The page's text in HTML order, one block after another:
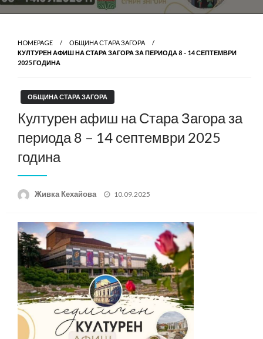
HOMEPAGE
ОБЩИНА СТАРА ЗАГОРА
КУЛТУРЕН АФИШ НА СТАРА ЗАГОРА ЗА ПЕРИОДА 8 – 14 СЕПТЕМВРИ
2025 ГОДИНА
ОБЩИНА СТАРА ЗАГОРА
Културен афиш на Стара Загора за
периода 8 – 14 септември 2025
година
Живка Кехайова
Posted
10.09.2025